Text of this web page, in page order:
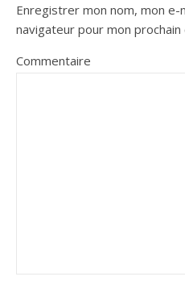
Enregistrer mon nom, mon e-
navigateur pour mon prochain
Commentaire